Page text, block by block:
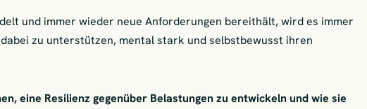
und immer wieder neue Anforderungen bereithält, wird es immer
zu unterstützen, mental stark und selbstbewusst ihren
eine Resilienz gegenüber Belastungen zu entwickeln und wie sie